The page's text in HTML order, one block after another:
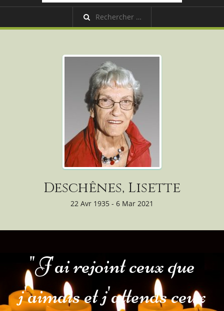
Deschênes, Lisette
22 Avr 1935 - 6 Mar 2021
"J'ai rejoint ceux que
j'aimais et j'attends ceux